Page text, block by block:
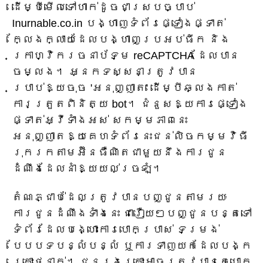
ដើម្បីមើលទៅហាក់ដូចជាស្របច្បាប់
Inurnable.co.in បង្ហាញទំព័រផ្ទៀងផ្ទាត់
ក្លែងក្លាយដែលបង្ហាញប្រអប់ធីក និង
ក្រាហ្វិករចនាប័ទ្ម reCAPTCHA ដែលបាន
ចម្លង។ អ្នកទស្សនាត្រូវបាន
ប្រាប់ឱ្យចុច 'អនុញ្ញាត' ដើម្បីឆ្លងកាត់
ការត្រួតពិនិត្យ bot។ ជំនួសឱ្យការផ្ទៀង
ផ្ទាត់អ្វីទាំងអស់ សកម្មភាពនេះ
អនុញ្ញាតឱ្យគេហទំព័រនេះជន់លិចកម្មវិធី
រុករកតាមអ៊ីនធឺណិតជាមួយនឹងការជូន
ដំណឹងដែលនាំឱ្យយល់ច្រឡំ។
តំណភ្ជាប់ដែលត្រូវបានបញ្ជូនតាមរយៈ
ការជូនដំណឹងទាំងនេះ ជារឿយៗបញ្ជូនបន្តទៅ
ទំព័រដែលបង្ហោះការបោកប្រាស់ ទម្រង់
បែបបទបន្លំបន្លំ ឬការទាញយកដែលបង្ក